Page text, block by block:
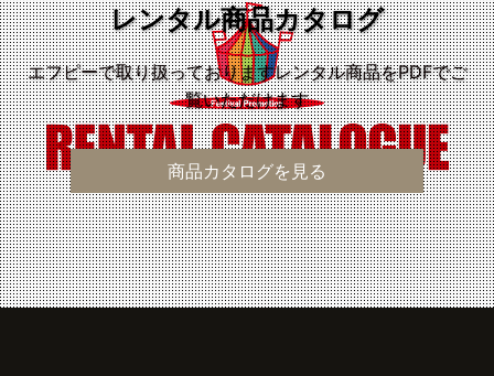
レンタル商品カタログ
エフピーで取り扱っておりますレンタル商品をPDFでご
覧いただけます
商品カタログを見る